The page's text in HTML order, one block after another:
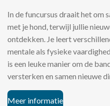
In de funcursus draait het om
met je hond, terwijl jullie
ontdekken. Je leert
mentale als fysieke
is een leuke manier om de
versterken en samen nieuwe
Meer informatie